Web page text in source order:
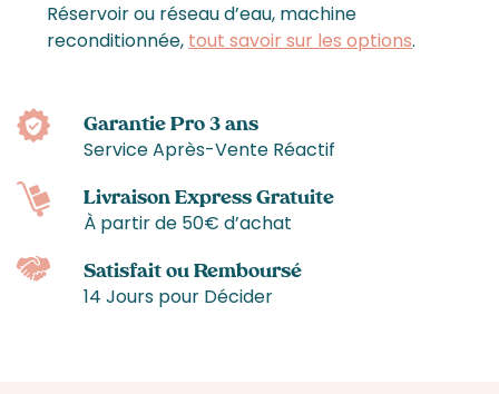
Réservoir ou réseau d’eau, machine
reconditionnée, tout savoir sur les options.
Garantie Pro 3 ans
Service Après-Vente Réactif
Livraison Express Gratuite
À partir de 50€ d’achat
Satisfait ou Remboursé
14 Jours pour Décider